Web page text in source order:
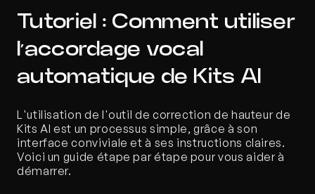
Tutoriel : Comment utiliser
l’accordage vocal
automatique de Kits AI
L'utilisation de l'outil de correction de hauteur de
Kits AI est un processus simple, grâce à son
interface conviviale et à ses instructions claires.
Voici un guide étape par étape pour vous aider à
démarrer.